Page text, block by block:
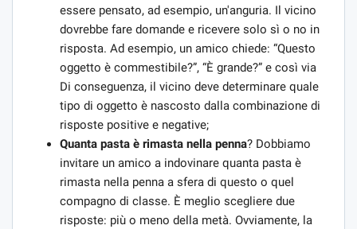
essere pensato, ad esempio, un'anguria. Il vicino
dovrebbe fare domande e ricevere solo sì o no in
risposta. Ad esempio, un amico chiede: “Questo
oggetto è commestibile?”, “È grande?” e così via
Di conseguenza, il vicino deve determinare quale
tipo di oggetto è nascosto dalla combinazione di
risposte positive e negative;
Quanta pasta è rimasta nella penna? Dobbiamo
invitare un amico a indovinare quanta pasta è
rimasta nella penna a sfera di questo o quel
compagno di classe. È meglio scegliere due
risposte: più o meno della metà. Ovviamente, la